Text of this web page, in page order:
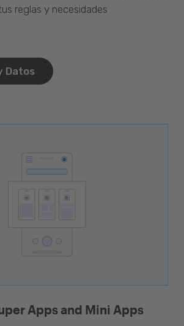
reglas y necesidades
Datos
Apps and Mini Apps